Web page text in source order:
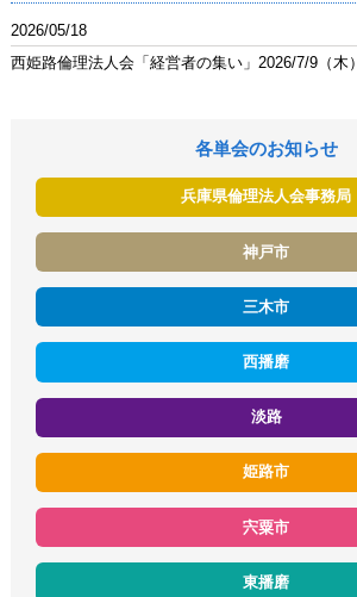
2026/05/18
西姫路倫理法人会「経営者の集い」2026/7/9（木）
各単会のお知らせ
兵庫県倫理法人会事務局
神戸市
三木市
西播磨
淡路
姫路市
宍粟市
東播磨